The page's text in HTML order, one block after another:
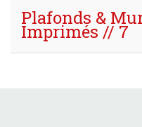
Plafonds &
Imprimés // 7